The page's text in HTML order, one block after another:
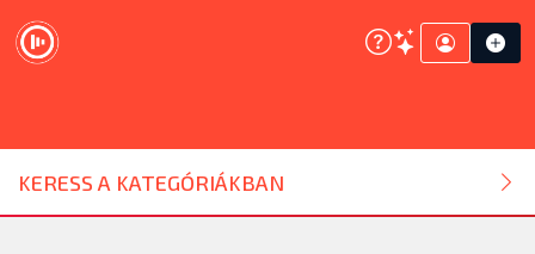
KERESS A KATEGÓRIÁKBAN
DJ ESZKÖZ
HANGTECHNIKA